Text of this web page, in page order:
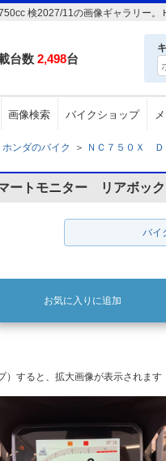
検2027/11の画像ギャラリー
台数 2,498台
画像検索 バイクショップ
ホンダのバイク ＞ ＮＣ７５０Ｘ Ｄ
トモニター リアボック
バイ
お気に入りに追加
）すると、拡大画像が表示されます